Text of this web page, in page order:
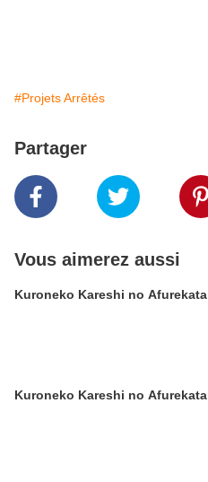
#Projets Arrêtés
Partager
Vous aimerez aussi
Kuroneko Kareshi no Afurekata
Kuroneko Kareshi no Afurekata